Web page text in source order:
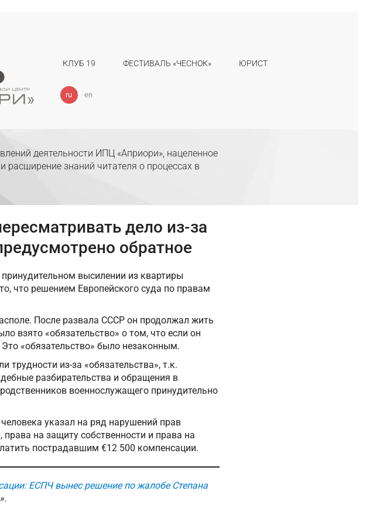
КЛУБ 19 ФЕСТИВАЛЬ «ЧЕСНОК» ЮРИСТ
ru en
деятельности ИПЦ «Априори», нацеленное
расширение знаний читателя о процессах в
дело из-за
обратное
высилении из квартиры
что решением Европейского суда по правам
После развала СССР он продолжал жить
взято «обязательство» о том, что если он
«обязательство» было незаконным.
из-за «обязательства», т.к.
разбирательства и обращения в
военнослужащего принудительно
указал на ряд нарушений прав
на защиту собственности и права на
пострадавшим €12 500 компенсации.
ЕСПЧ вынес решение по жалобе Степана